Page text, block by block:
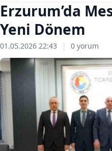
Erzurum’da
Yeni Dönem
01.05.2026 22:43 | 0 yorum